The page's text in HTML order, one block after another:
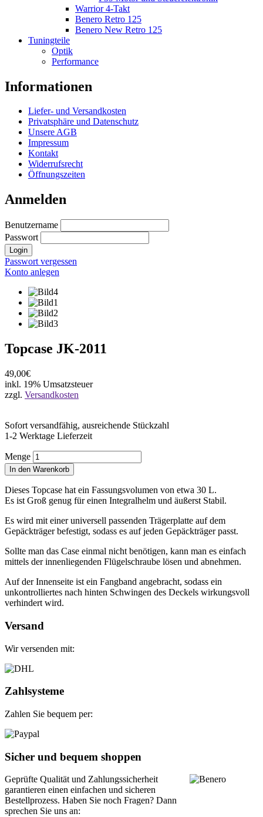
Warrior 4-Takt
Benero Retro 125
Benero New Retro 125
Tuningteile
Optik
Performance
Informationen
Liefer- und Versandkosten
Privatsphäre und Datenschutz
Unsere AGB
Impressum
Kontakt
Widerrufsrecht
Öffnungszeiten
Anmelden
Benutzername
Passwort
Login
Passwort vergessen
Konto anlegen
Topcase JK-2011
49,00€
inkl. 19% Umsatzsteuer
zzgl. Versandkosten
Sofort versandfähig, ausreichende Stückzahl
1-2 Werktage Lieferzeit
Menge
In den Warenkorb
Dieses Topcase hat ein Fassungsvolumen von etwa 30 L.
Es ist Groß genug für einen Integralhelm und äußerst Stabil.
Es wird mit einer universell passenden Trägerplatte auf dem
Gepäckträger befestigt, sodass es auf jeden Gepäckträger passt.
Sollte man das Case einmal nicht benötigen, kann man es einfach
mittels der innenliegenden Flügelschraube lösen und abnehmen.
Auf der Innenseite ist ein Fangband angebracht, sodass ein
unkontrolliertes nach hinten Schwingen des Deckels wirkungsvoll
verhindert wird.
Versand
Wir versenden mit:
Zahlsysteme
Zahlen Sie bequem per:
Sicher und bequem shoppen
Geprüfte Qualität und Zahlungssicherheit
garantieren einen einfachen und sicheren
Bestellprozess. Haben Sie noch Fragen? Dann
sprechen Sie uns an: